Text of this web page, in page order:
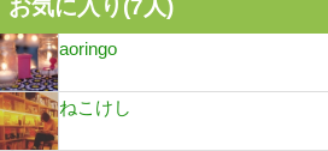
お気に入り(7人)
aoringo
ねこけし